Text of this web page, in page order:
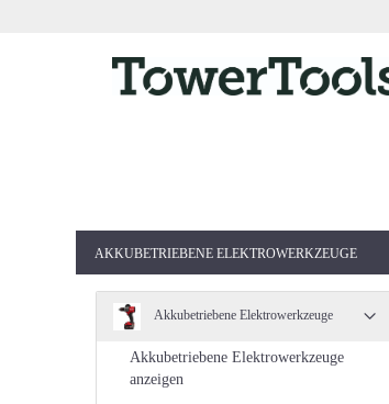
AKKUBETRIEBENE ELEKTROWERKZEUGE
Akkubetriebene Elektrowerkzeuge
Akkubetriebene Elektrowerkzeuge
anzeigen